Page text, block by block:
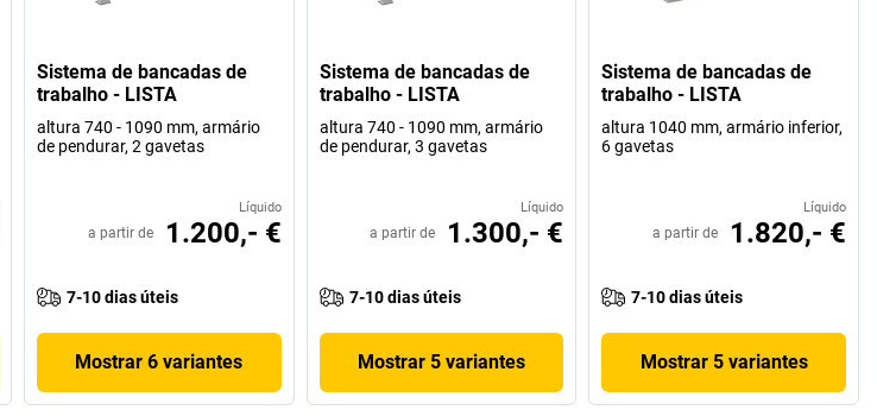
Sistema de bancadas de
trabalho - LISTA
altura 740 - 1090 mm, armário
de pendurar, 2 gavetas
Líquido
a partir de 1.200,- €
7-10 dias úteis
Mostrar 6 variantes
Sistema de bancadas de
trabalho - LISTA
altura 740 - 1090 mm, armário
de pendurar, 3 gavetas
Líquido
a partir de 1.300,- €
7-10 dias úteis
Mostrar 5 variantes
Sistema de bancadas de
trabalho - LISTA
altura 1040 mm, armário inferior,
6 gavetas
Líquido
a partir de 1.820,- €
7-10 dias úteis
Mostrar 5 variantes